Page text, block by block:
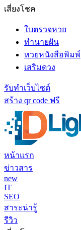
เสี่ยงโชค
ใบตรวจหวย
ทำนายฝัน
หวยหนังสือพิมพ์
เสริมดวง
รับทำเว็บไซต์
สร้าง qr code ฟรี
หน้าแรก
ข่าวสาร
new
IT
SEO
สาระน่ารู้
รีวิว